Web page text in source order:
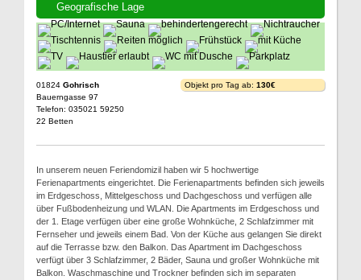
Geografische Lage
01824 Gohrisch
Bauerngasse 97
Telefon: 035021 59250
22 Betten
Objekt pro Tag ab: 130€
In unserem neuen Feriendomizil haben wir 5 hochwertige
Ferienapartments eingerichtet. Die Ferienapartments befinden sich jeweils
im Erdgeschoss, Mittelgeschoss und Dachgeschoss und verfügen alle
über Fußbodenheizung und WLAN. Die Apartments im Erdgeschoss und
der 1. Etage verfügen über eine große Wohnküche, 2 Schlafzimmer mit
Fernseher und jeweils einem Bad. Von der Küche aus gelangen Sie direkt
auf die Terrasse bzw. den Balkon. Das Apartment im Dachgeschoss
verfügt über 3 Schlafzimmer, 2 Bäder, Sauna und großer Wohnküche mit
Balkon. Waschmaschine und Trockner befinden sich im separaten